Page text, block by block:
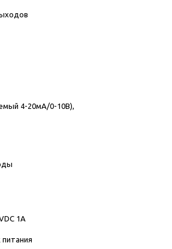
4-20мА/0-10В),
1А
питания